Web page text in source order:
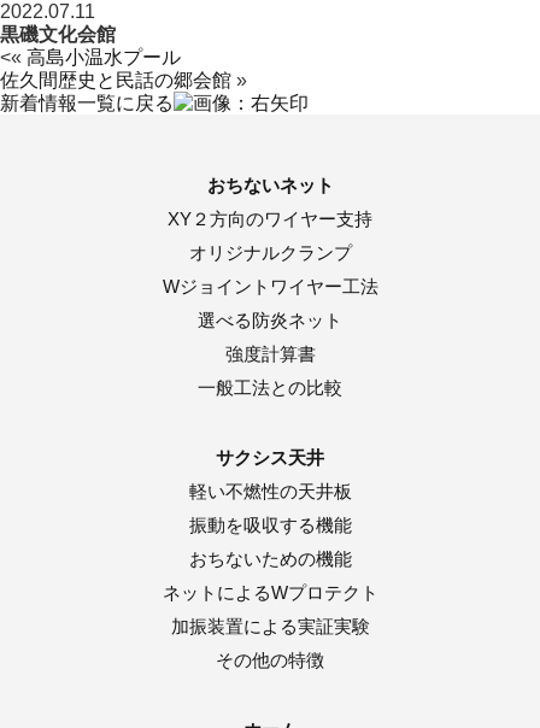
2022.07.11
黒磯文化会館
<« 高島小温水プール
佐久間歴史と民話の郷会館 »
新着情報一覧に戻る
おちないネット
XY２方向のワイヤー支持
オリジナルクランプ
Wジョイントワイヤー工法
選べる防炎ネット
強度計算書
一般工法との比較
サクシス天井
軽い不燃性の天井板
振動を吸収する機能
おちないための機能
ネットによるWプロテクト
加振装置による実証実験
その他の特徴